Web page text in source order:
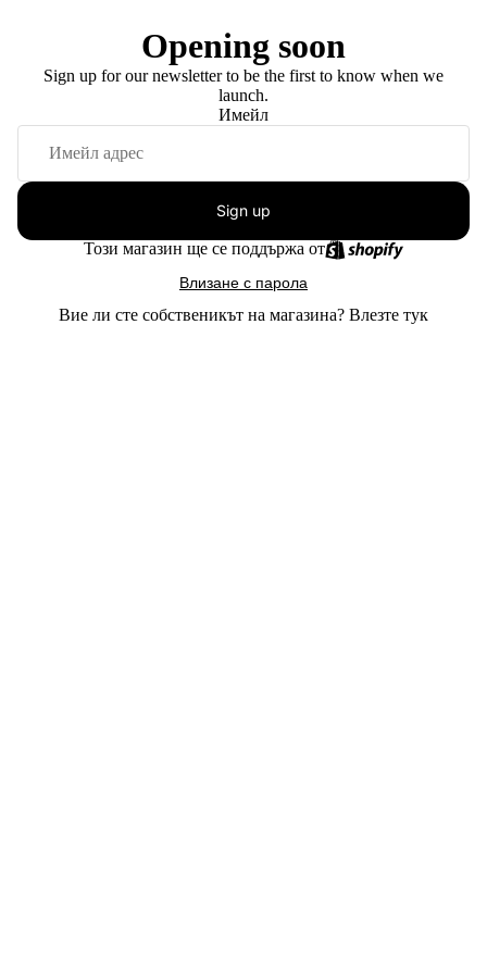
Opening soon
Sign up for our newsletter to be the first to know when we
launch.
Имейл
Sign up
Този магазин ще се поддържа от
Влизане с парола
Вие ли сте собственикът на магазина? Влезте тук